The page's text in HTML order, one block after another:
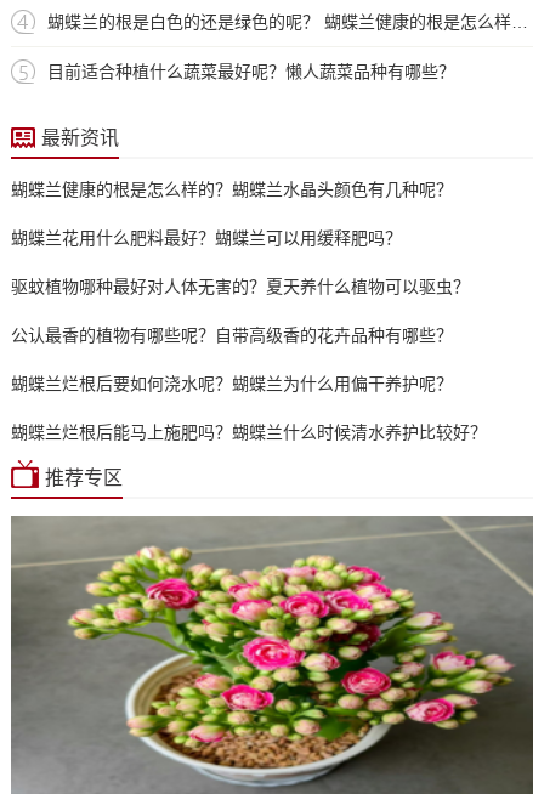
蝴蝶兰的根是白色的还是绿色的呢？ 蝴蝶兰健康的根是怎么样的？
目前适合种植什么蔬菜最好呢？懒人蔬菜品种有哪些？
最新资讯
蝴蝶兰健康的根是怎么样的？蝴蝶兰水晶头颜色有几种呢？
蝴蝶兰花用什么肥料最好？蝴蝶兰可以用缓释肥吗？
驱蚊植物哪种最好对人体无害的？夏天养什么植物可以驱虫？
公认最香的植物有哪些呢？自带高级香的花卉品种有哪些？
蝴蝶兰烂根后要如何浇水呢？蝴蝶兰为什么用偏干养护呢？
蝴蝶兰烂根后能马上施肥吗？蝴蝶兰什么时候清水养护比较好？
推荐专区